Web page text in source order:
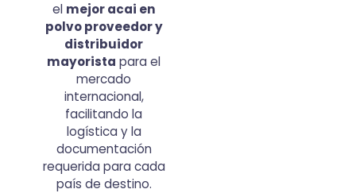
el mejor acai en
polvo proveedor y
distribuidor
mayorista para el
mercado
internacional,
facilitando la
logística y la
documentación
requerida para cada
país de destino.